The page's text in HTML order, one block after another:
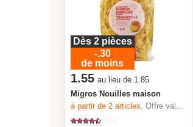
Dès 2 pièces
-.30
de moins
1.55 au lieu de 1.85
Migros Nouilles maison
à partir de 2 articles, Offre valable du 6.8 au 12.8.2026, jusqu’à épuisement du stock.